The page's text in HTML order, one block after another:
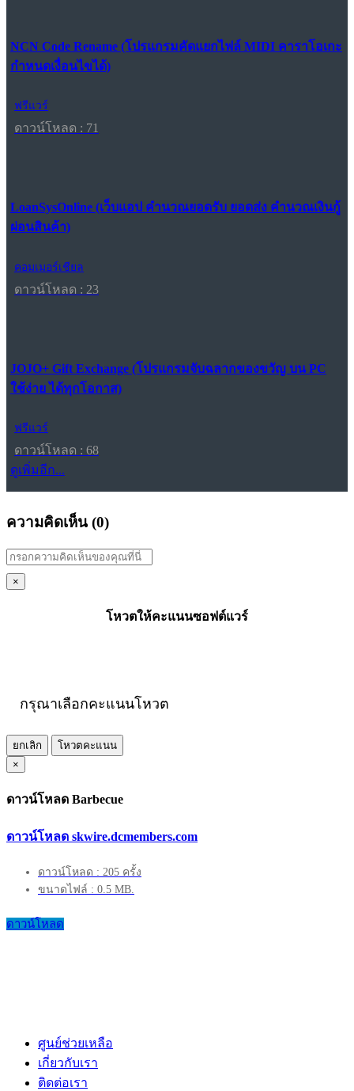
NCN Code Rename (โปรแกรมคัดแยกไฟล์ MIDI คาราโอเกะ
กำหนดเงื่อนไขได้)
ฟรีแวร์
ดาวน์โหลด : 71
LoanSysOnline (เว็บแอป คำนวณยอดรับ ยอดส่ง คำนวณเงินกู้
ผ่อนสินค้า)
คอมเมอร์เชียล
ดาวน์โหลด : 23
JOJO+ Gift Exchange (โปรแกรมจับฉลากของขวัญ บน PC
ใช้ง่าย ได้ทุกโอกาส)
ฟรีแวร์
ดาวน์โหลด : 68
ดูเพิ่มอีก...
ความคิดเห็น (0)
×
โหวตให้คะแนนซอฟต์แวร์
กรุณาเลือกคะแนนโหวต
ยกเลิก
โหวตคะแนน
×
ดาวน์โหลด Barbecue
ดาวน์โหลด skwire.dcmembers.com
ดาวน์โหลด : 205 ครั้ง
ขนาดไฟล์ : 0.5 MB.
ดาวน์โหลด
ศูนย์ช่วยเหลือ
เกี่ยวกับเรา
ติดต่อเรา